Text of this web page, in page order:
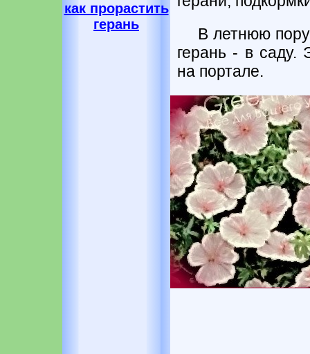
как прорастить
герань
В летнюю
герань - в саду.
на портале.